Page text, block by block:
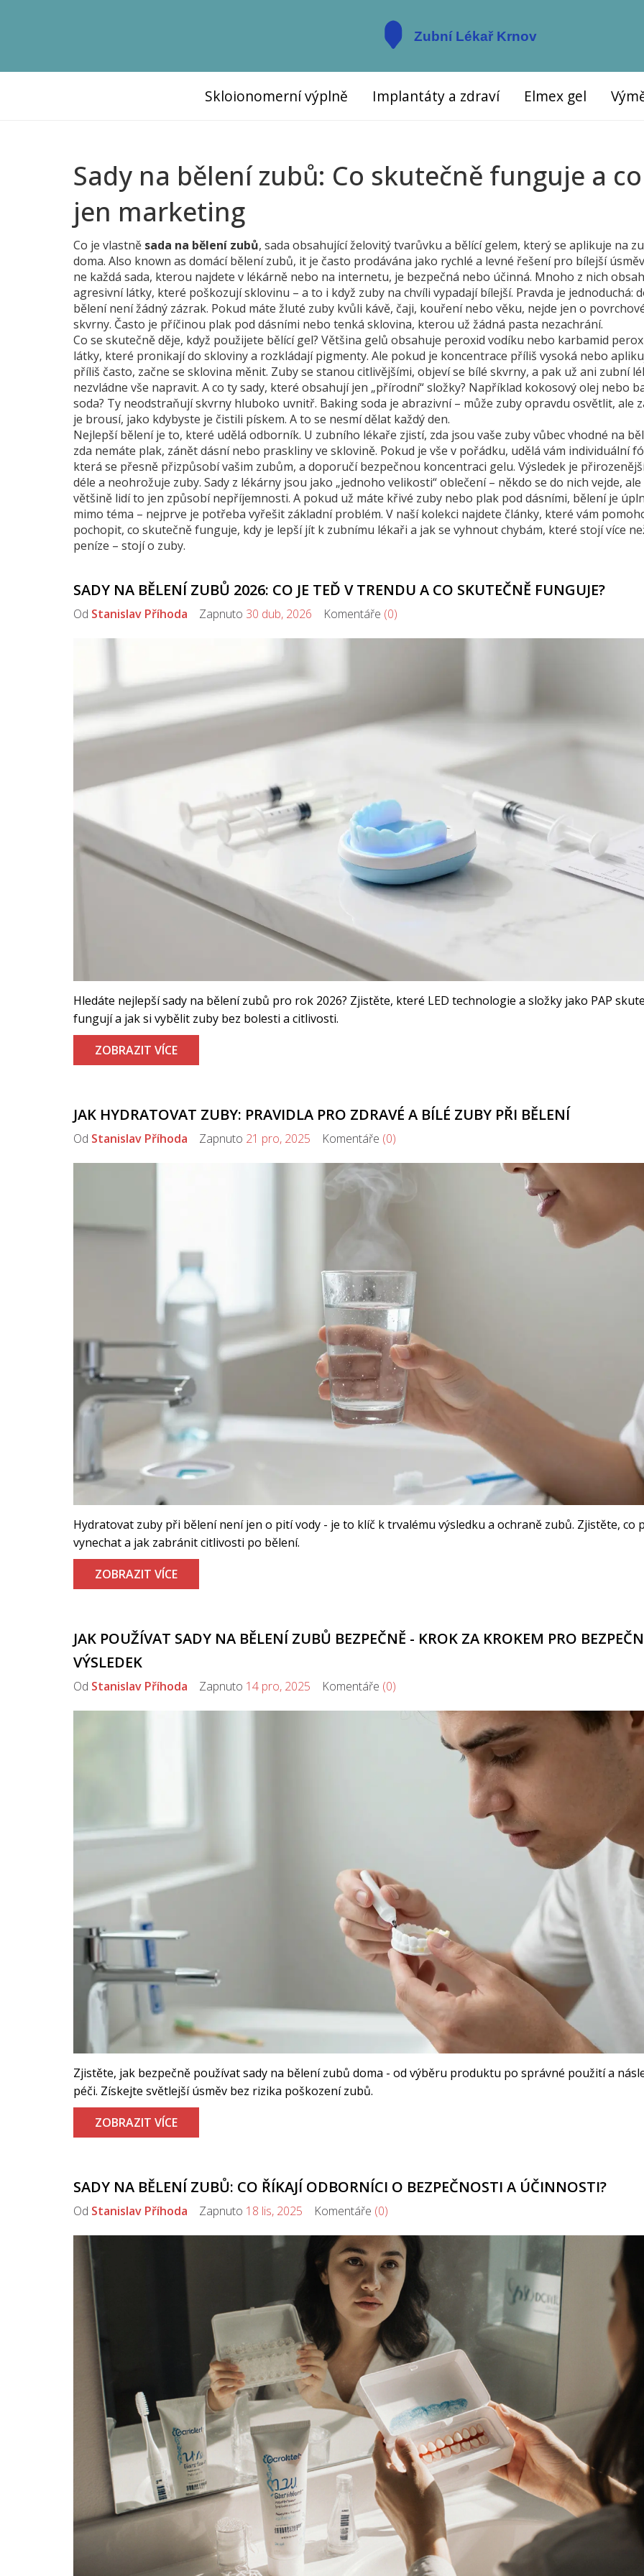
Skloionomerní výplně Implantáty a zdraví Elmex gel
Sady na bělení zubů: Co skutečně funguje a
jen marketing
Co je vlastně sada na bělení zubů, sada obsahující želovitý tvarůvku a bělící gelem, který se aplikuje na
doma. Also known as domácí bělení zubů, it je často prodávána jako rychlé a levné řešení pro bílejší úsměv
ne každá sada, kterou najdete v lékárně nebo na internetu, je bezpečná nebo účinná. Mnoho z nich
agresivní látky, které poškozují sklovinu – a to i když zuby na chvíli vypadají bílejší. Pravda je jednoduchá:
bělení není žádný zázrak. Pokud máte žluté zuby kvůli kávě, čaji, kouření nebo věku, nejde jen o
skvrny. Často je příčinou plak pod dásními nebo tenká sklovina, kterou už žádná pasta nezachrání.
Co se skutečně děje, když použijete bělící gel? Většina gelů obsahuje peroxid vodíku nebo karbamid
látky, které pronikají do skloviny a rozkládají pigmenty. Ale pokud je koncentrace příliš vysoká nebo
příliš často, začne se sklovina měnit. Zuby se stanou citlivějšími, objeví se bílé skvrny, a pak už ani zubní
nezvládne vše napravit. A co ty sady, které obsahují jen „přírodní“ složky? Například kokosový olej nebo
soda? Ty neodstraňují skvrny hluboko uvnitř. Baking soda je abrazivní – může zuby opravdu osvětlit, ale
je brousí, jako kdybyste je čistili pískem. A to se nesmí dělat každý den.
Nejlepší bělení je to, které udělá odborník. U zubního lékaře zjistí, zda jsou vaše zuby vůbec vhodné na
zda nemáte plak, zánět dásní nebo praskliny ve sklovině. Pokud je vše v pořádku, udělá vám individuální
která se přesně přizpůsobí vašim zubům, a doporučí bezpečnou koncentraci gelu. Výsledek je
déle a neohrožuje zuby. Sady z lékárny jsou jako „jednoho velikosti“ oblečení – někdo se do nich vejde, ale
většině lidí to jen způsobí nepříjemnosti. A pokud už máte křivé zuby nebo plak pod dásními, bělení je
mimo téma – nejprve je potřeba vyřešit základní problém. V naší kolekci najdete články, které vám
pochopit, co skutečně funguje, kdy je lepší jít k zubnímu lékaři a jak se vyhnout chybám, které stojí více
peníze – stojí o zuby.
SADY NA BĚLENÍ ZUBŮ 2026: CO JE TEĎ V TRENDU A CO SKUTEČNĚ FUNGUJE?
Od Stanislav Příhoda Zapnuto 30 dub, 2026 Komentáře (0)
Hledáte nejlepší sady na bělení zubů pro rok 2026? Zjistěte, které LED technologie a složky jako PAP
fungují a jak si vybělit zuby bez bolesti a citlivosti.
ZOBRAZIT VÍCE
JAK HYDRATOVAT ZUBY: PRAVIDLA PRO ZDRAVÉ A BÍLÉ ZUBY PŘI BĚLENÍ
Od Stanislav Příhoda Zapnuto 21 pro, 2025 Komentáře (0)
Hydratovat zuby při bělení není jen o pití vody - je to klíč k trvalému výsledku a ochraně zubů. Zjistěte, co
vynechat a jak zabránit citlivosti po bělení.
ZOBRAZIT VÍCE
JAK POUŽÍVAT SADY NA BĚLENÍ ZUBŮ BEZPEČNĚ - KROK ZA KROKEM PRO
VÝSLEDEK
Od Stanislav Příhoda Zapnuto 14 pro, 2025 Komentáře (0)
Zjistěte, jak bezpečně používat sady na bělení zubů doma - od výběru produktu po správné použití a
péči. Získejte světlejší úsměv bez rizika poškození zubů.
ZOBRAZIT VÍCE
SADY NA BĚLENÍ ZUBŮ: CO ŘÍKAJÍ ODBORNÍCI O BEZPEČNOSTI A ÚČINNOSTI?
Od Stanislav Příhoda Zapnuto 18 lis, 2025 Komentáře (0)